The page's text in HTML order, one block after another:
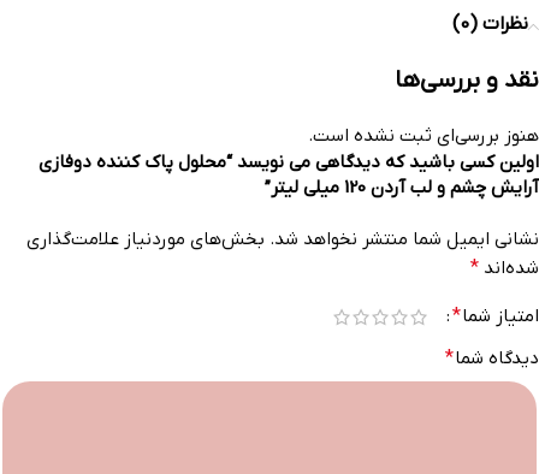
نظرات (0)
نقد و بررسی‌ها
هنوز بررسی‌ای ثبت نشده است.
اولین کسی باشید که دیدگاهی می نویسد “محلول پاک کننده دوفازی
آرایش چشم و لب آردن 120 میلی لیتر”
نشانی ایمیل شما منتشر نخواهد شد. بخش‌های موردنیاز علامت‌گذاری
شده‌اند *
امتیاز شما*
دیدگاه شما*